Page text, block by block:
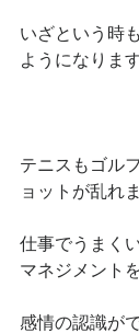
いざという時
ようになります
テニスもゴル
ョットが乱れ
仕事でうまく
マネジメント
感情の認識が